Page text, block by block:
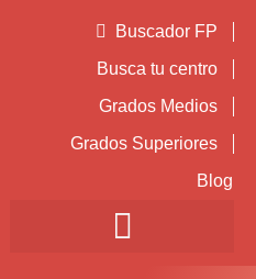
Buscador FP
Busca tu centro
Grados Medios
Grados Superiores
Blog